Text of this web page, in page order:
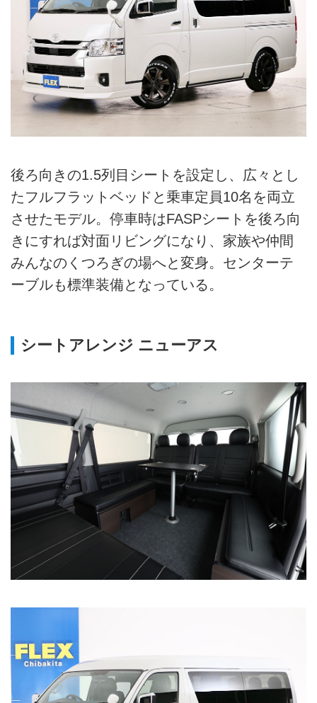
後ろ向きの1.5列目シートを設定し、広々とし
たフルフラットベッドと乗車定員10名を両立
させたモデル。停車時はFASPシートを後ろ向
きにすれば対面リビングになり、家族や仲間
みんなのくつろぎの場へと変身。センターテ
ーブルも標準装備となっている。
シートアレンジ ニューアス